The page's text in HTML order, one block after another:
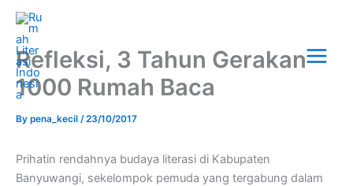
Skip
content
Menu
Refleksi, 3 Tahun Gerakan
1000 Rumah Baca
By pena_kecil /23/10/2017
Prihatin rendahnya budaya literasi di Kabupaten
Banyuwangi, sekelompok pemuda yang tergabung dalam